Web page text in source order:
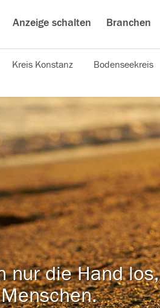
Anzeige schalten Branchen
Kreis Konstanz Bodenseekreis
nur die Hand los,